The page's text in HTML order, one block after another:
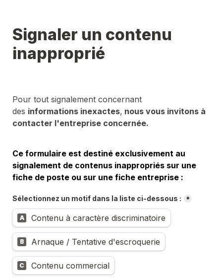
Signaler un contenu
inapproprié
Pour tout signalement concernant
des informations inexactes, nous vous invitons à
contacter l'entreprise concernée.
Ce formulaire est destiné exclusivement au
signalement de contenus inappropriés sur une
fiche de poste ou sur une fiche entreprise :
Sélectionnez un motif dans la liste ci-dessous : *
A Contenu à caractère discriminatoire
B Arnaque / Tentative d'escroquerie
C Contenu commercial